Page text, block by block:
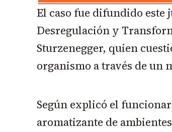
El caso fue difundido este
Desregulación y
Sturzenegger, quien
organismo a través de un
Según explicó el
aromatizante de